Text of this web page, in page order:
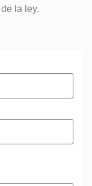
la ley.